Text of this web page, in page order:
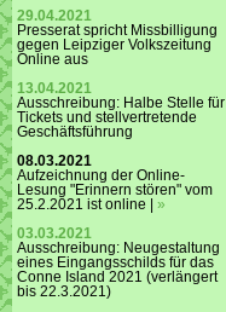
29.04.2021
Presserat spricht Missbilligung
gegen Leipziger Volkszeitung
Online aus
13.04.2021
Ausschreibung: Halbe Stelle für
Tickets und stellvertretende
Geschäftsführung
08.03.2021
Aufzeichnung der Online-
Lesung "Erinnern stören" vom
25.2.2021 ist online | »
03.03.2021
Ausschreibung: Neugestaltung
eines Eingangsschilds für das
Conne Island 2021 (verlängert
bis 22.3.2021)